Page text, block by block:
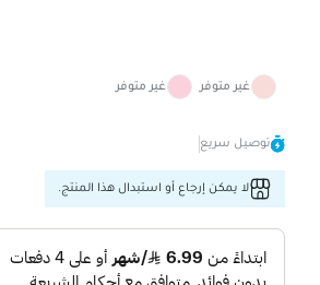
غير متوفر غير متوفر
توصيل سريع
لا يمكن إرجاع أو استبدال هذا المنتج.